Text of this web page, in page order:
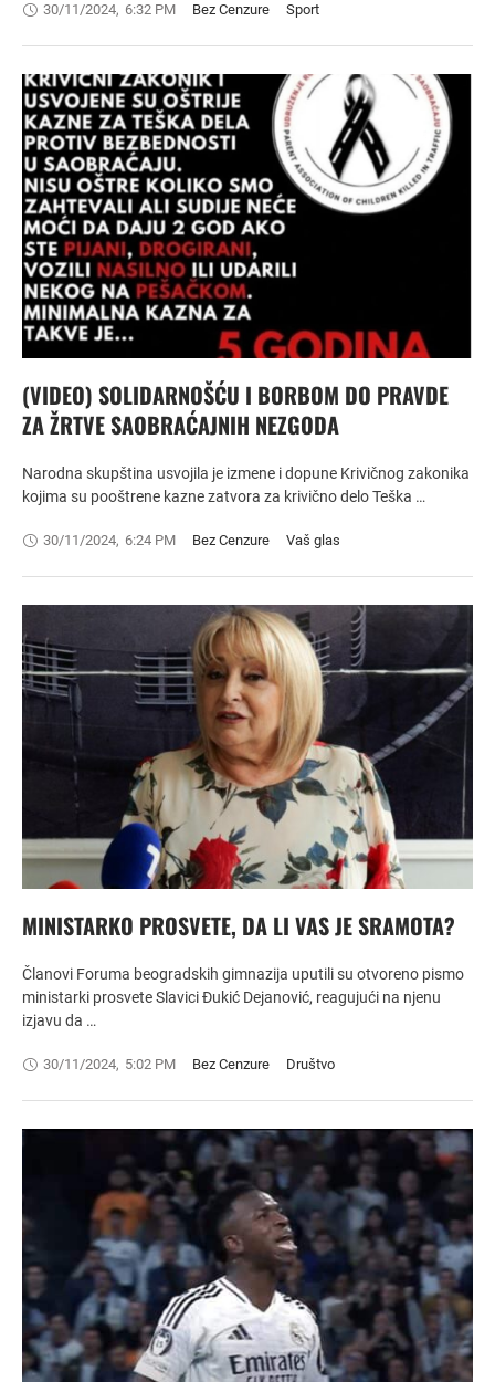
30/11/2024, 6:32 PM Bez Cenzure Sport
(VIDEO) SOLIDARNOŠĆU I BORBOM DO PRAVDE
ZA ŽRTVE SAOBRAĆAJNIH NEZGODA
Narodna skupština usvojila je izmene i dopune Krivičnog zakonika
kojima su pooštrene kazne zatvora za krivično delo Teška …
30/11/2024, 6:24 PM Bez Cenzure Vaš glas
MINISTARKO PROSVETE, DA LI VAS JE SRAMOTA?
Članovi Foruma beogradskih gimnazija uputili su otvoreno pismo
ministarki prosvete Slavici Đukić Dejanović, reagujući na njenu
izjavu da …
30/11/2024, 5:02 PM Bez Cenzure Društvo